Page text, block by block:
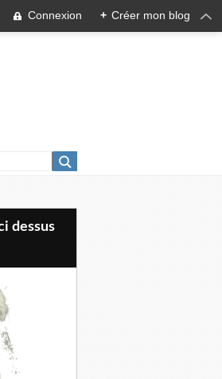
Connexion + Créer mon blog